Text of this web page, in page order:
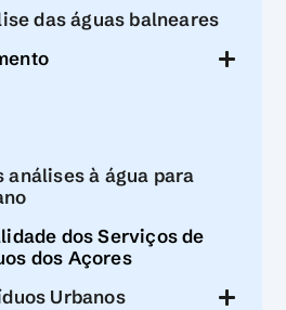
das águas balneares
análises à água para
dos Serviços de
dos Açores
Urbanos